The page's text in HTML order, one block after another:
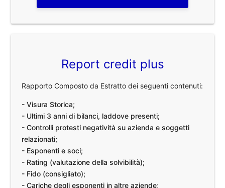
Report credit plus
Rapporto Composto da Estratto dei seguenti contenuti:
- Visura Storica;
- Ultimi 3 anni di bilanci, laddove presenti;
- Controlli protesti negatività su azienda e soggetti
relazionati;
- Esponenti e soci;
- Rating (valutazione della solvibilità);
- Fido (consigliato);
- Cariche degli esponenti in altre aziende;